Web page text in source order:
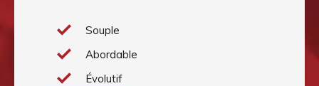
Souple
Abordable
Évolutif